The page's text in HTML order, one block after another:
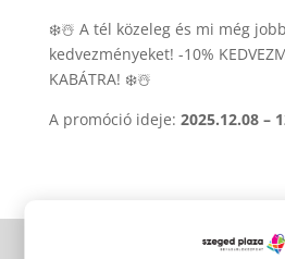
❄️☃️ A tél közeleg és mi még
kedvezményeket! -10%
KABÁTRA! ❄️☃️
A promóció ideje: 2025.12.08 –